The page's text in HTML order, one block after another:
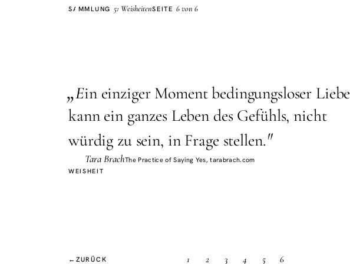
Liebe
SAMMLUNG 51 WeisheitenSEITE 6 von 6
„Ein einziger Moment bedingungsloser Liebe
kann ein ganzes Leben des Gefühls, nicht
würdig zu sein, in Frage stellen."
Tara BrachThe Practice of Saying Yes, tarabrach.com
WEISHEIT
← ZURÜCK 1 2 3 4 5 6